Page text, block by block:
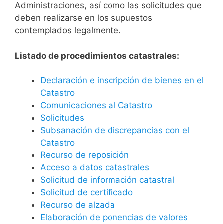
Administraciones, así como las solicitudes que
deben realizarse en los supuestos
contemplados legalmente.
Listado de procedimientos catastrales:
Declaración e inscripción de bienes en el
Catastro
Comunicaciones al Catastro
Solicitudes
Subsanación de discrepancias con el
Catastro
Recurso de reposición
Acceso a datos catastrales
Solicitud de información catastral
Solicitud de certificado
Recurso de alzada
Elaboración de ponencias de valores